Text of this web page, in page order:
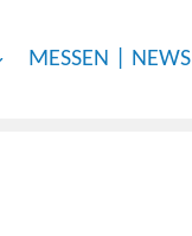
MESSEN | NEWS